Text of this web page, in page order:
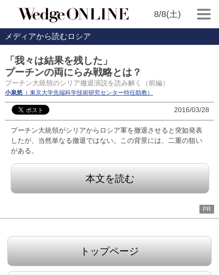
8/8(土)
メディアから読むロシア
「我々は結果を残した」
プーチンの両にらみ戦略とは？
プーチン大統領のシリア撤退演説を読み解く（前編）
小泉悠 （ 東京大学先端科学技術研究センター特任助教）
2016/03/28
プーチン大統領がシリアからロシア軍を撤退させると突如発表
したが、当然単なる撤退ではない。この背景には、二重の狙い
がある。
本文を読む
PR
トップページ